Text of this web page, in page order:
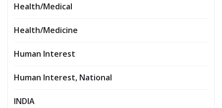
Health/Medical
Health/Medicine
Human Interest
Human Interest, National
INDIA